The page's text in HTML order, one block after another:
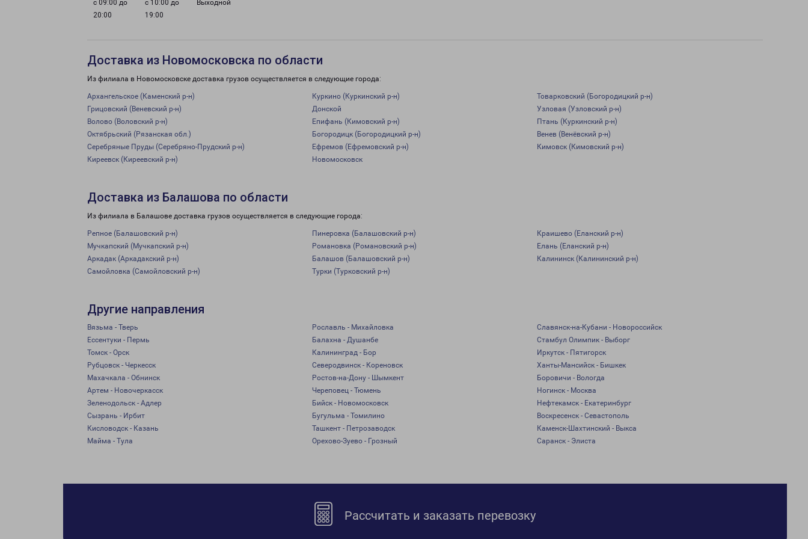
с 09:00 до
20:00
с 10:00 до
19:00
Выходной
Доставка из Новомосковска по области
Из филиала в Новомосковске доставка грузов осуществляется в следующие города:
Архангельское (Каменский р-н) Куркино (Куркинский р-н)
Товарковский (Богородицкий р-н)
Грицовский (Веневский р-н)
Донской
Узловая (Узловский р-н)
Волово (Воловский р-н)
Епифань (Кимовский р-н)
Птань (Куркинский р-н)
Октябрьский (Рязанская обл.)
Богородицк (Богородицкий р-н)
Венев (Венёвский р-н)
Серебряные Пруды (Серебряно-Прудский р-н)
Ефремов (Ефремовский р-н)
Кимовск (Кимовский р-н)
Киреевск (Киреевский р-н)
Новомосковск
Доставка из Балашова по области
Из филиала в Балашове доставка грузов осуществляется в следующие города:
Репное (Балашовский р-н) Пинеровка (Балашовский р-н)
Краишево (Еланский р-н)
Мучкапский (Мучкапский р-н)
Романовка (Романовский р-н)
Елань (Еланский р-н)
Аркадак (Аркадакский р-н)
Балашов (Балашовский р-н)
Калининск (Калининский р-н)
Самойловка (Самойловский р-н)
Турки (Турковский р-н)
Другие направления
Вязьма - Тверь Рославль - Михайловка
Славянск-на-Кубани - Новороссийск
Ессентуки - Пермь
Балахна - Душанбе
Стамбул Олимпик - Выборг
Томск - Орск
Калининград - Бор
Иркутск - Пятигорск
Рубцовск - Черкесск
Северодвинск - Кореновск
Ханты-Мансийск - Бишкек
Махачкала - Обнинск
Ростов-на-Дону - Шымкент
Боровичи - Вологда
Артем - Новочеркасск
Череповец - Тюмень
Ногинск - Москва
Зеленодольск - Адлер
Бийск - Новомосковск
Нефтекамск - Екатеринбург
Сызрань - Ирбит
Бугульма - Томилино
Воскресенск - Севастополь
Кисловодск - Казань
Ташкент - Петрозаводск
Каменск-Шахтинский - Выкса
Майма - Тула
Орехово-Зуево - Грозный Саранск - Элиста
Рассчитать и заказать перевозку